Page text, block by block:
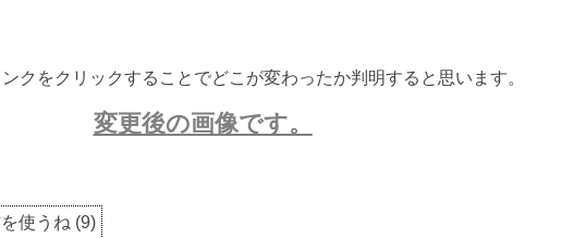
クをクリックすることでどこが変わったか判明すると思います。
変更後の画像です。
使うね (9)